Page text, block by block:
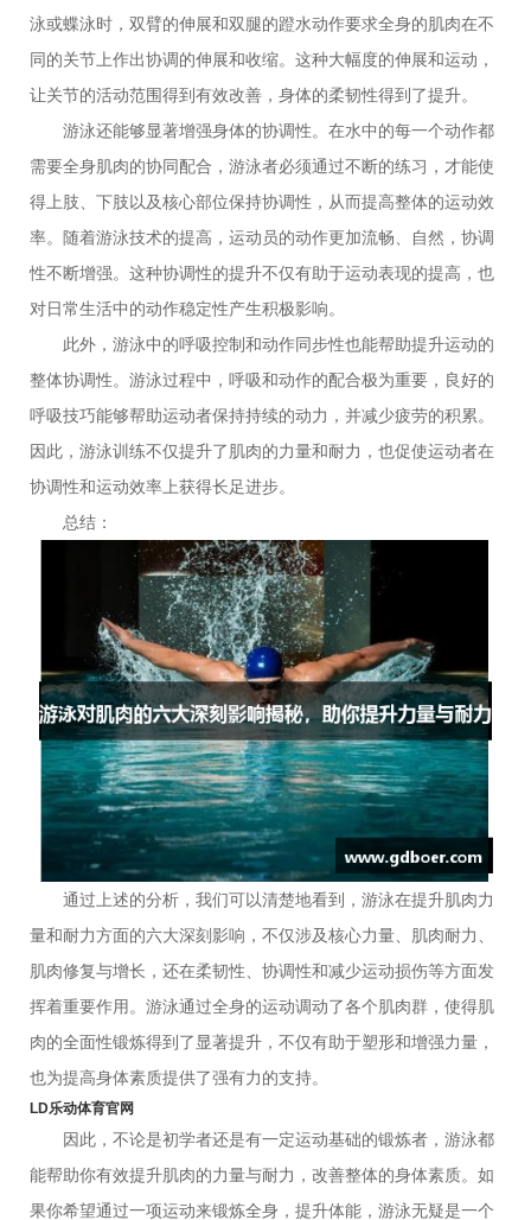
泳或蝶泳时，双臂的伸展和双腿的蹬水动作要求全身的肌肉在不
同的关节上作出协调的伸展和收缩。这种大幅度的伸展和运动，
让关节的活动范围得到有效改善，身体的柔韧性得到了提升。
游泳还能够显著增强身体的协调性。在水中的每一个动作都
需要全身肌肉的协同配合，游泳者必须通过不断的练习，才能使
得上肢、下肢以及核心部位保持协调性，从而提高整体的运动效
率。随着游泳技术的提高，运动员的动作更加流畅、自然，协调
性不断增强。这种协调性的提升不仅有助于运动表现的提高，也
对日常生活中的动作稳定性产生积极影响。
此外，游泳中的呼吸控制和动作同步性也能帮助提升运动的
整体协调性。游泳过程中，呼吸和动作的配合极为重要，良好的
呼吸技巧能够帮助运动者保持持续的动力，并减少疲劳的积累。
因此，游泳训练不仅提升了肌肉的力量和耐力，也促使运动者在
协调性和运动效率上获得长足进步。
总结：
通过上述的分析，我们可以清楚地看到，游泳在提升肌肉力
量和耐力方面的六大深刻影响，不仅涉及核心力量、肌肉耐力、
肌肉修复与增长，还在柔韧性、协调性和减少运动损伤等方面发
挥着重要作用。游泳通过全身的运动调动了各个肌肉群，使得肌
肉的全面性锻炼得到了显著提升，不仅有助于塑形和增强力量，
也为提高身体素质提供了强有力的支持。
LD乐动体育官网
因此，不论是初学者还是有一定运动基础的锻炼者，游泳都
能帮助你有效提升肌肉的力量与耐力，改善整体的身体素质。如
果你希望通过一项运动来锻炼全身，提升体能，游泳无疑是一个